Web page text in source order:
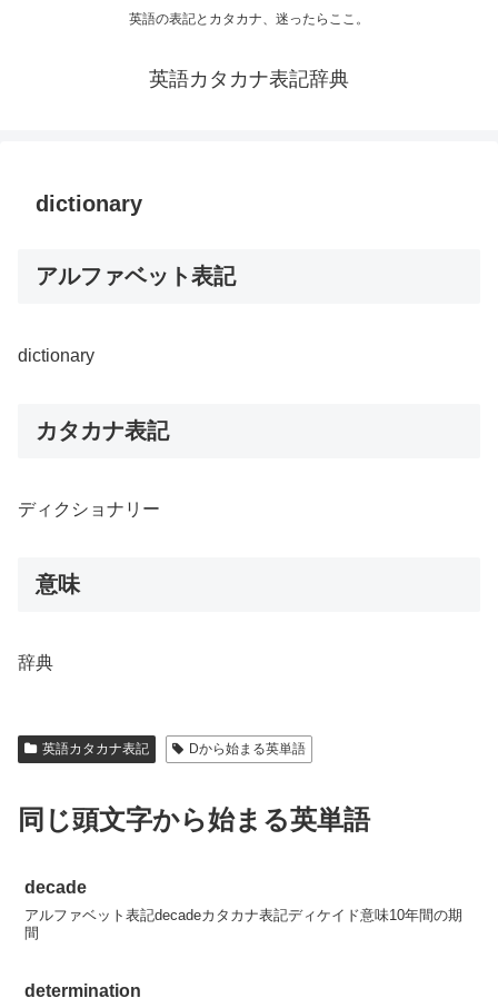
英語の表記とカタカナ、迷ったらここ。
英語カタカナ表記辞典
dictionary
アルファベット表記
dictionary
カタカナ表記
ディクショナリー
意味
辞典
英語カタカナ表記 Dから始まる英単語
同じ頭文字から始まる英単語
decade
アルファベット表記decadeカタカナ表記ディケイド意味10年間の期
間
determination